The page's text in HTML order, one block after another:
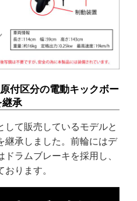
付区分の電動キックボー
継承
して販売しているモデルと
継承しました。前輪にはデ
ラムブレーキを採用し、
ります。